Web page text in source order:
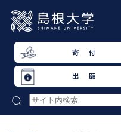
寄 付
出 願